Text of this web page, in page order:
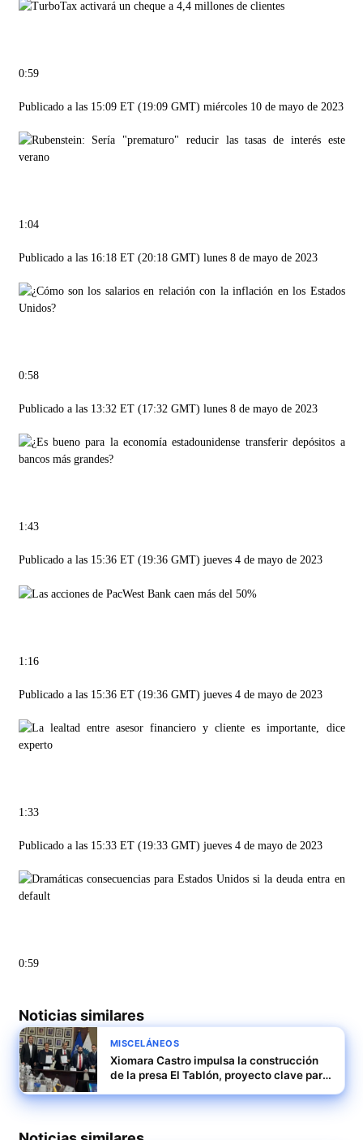
0:59
Publicado a las 15:09 ET (19:09 GMT) miércoles 10 de mayo de 2023
1:04
Publicado a las 16:18 ET (20:18 GMT) lunes 8 de mayo de 2023
0:58
Publicado a las 13:32 ET (17:32 GMT) lunes 8 de mayo de 2023
1:43
Publicado a las 15:36 ET (19:36 GMT) jueves 4 de mayo de 2023
1:16
Publicado a las 15:36 ET (19:36 GMT) jueves 4 de mayo de 2023
1:33
Publicado a las 15:33 ET (19:33 GMT) jueves 4 de mayo de 2023
0:59
Noticias similares
MISCELÁNEOS
Xiomara Castro impulsa la construcción
de la presa El Tablón, proyecto clave para